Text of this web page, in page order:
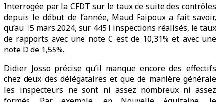
Interrogée par la CFDT sur le taux de suite des contrôles
depuis le début de l’année, Maud Faipoux a fait savoir,
qu’au 15 mars 2024, sur 4451 inspections réalisés, le taux
de rapports avec une note C est de 10,31% et avec une
note D de 1,55%.
Didier Josso précise qu’il manque encore des effectifs
chez deux des délégataires et que de manière générale
les inspecteurs ne sont ni assez nombreux ni assez